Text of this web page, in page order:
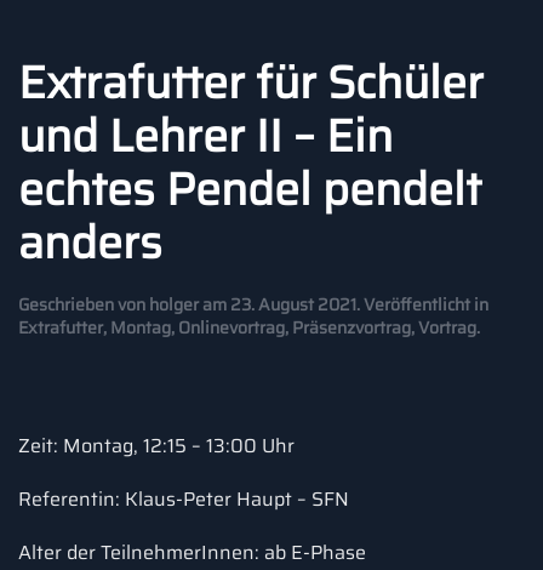
Extrafutter für Schüler
und Lehrer II – Ein
echtes Pendel pendelt
anders
Geschrieben vonholgeram23. August 2021. Veröffentlicht in
Extrafutter,Montag,Onlinevortrag,Präsenzvortrag,Vortrag.
Zeit: Montag, 12:15 – 13:00 Uhr
Referentin: Klaus-Peter Haupt – SFN
Alter der TeilnehmerInnen: ab E-Phase